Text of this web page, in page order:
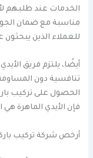
الخدمات عند طلبهم
مناسبة مع ضمان
للعملاء الذين
أيضًا، يلتزم فريق
تنافسية دون
الحصول على تركيب
فإن الأيدي الماهرة هي
أرخص شركة تركيب